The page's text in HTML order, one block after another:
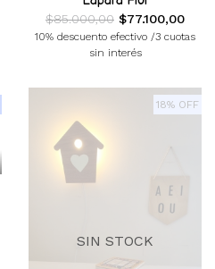
$85.000,00 $77.100,00
10% descuento efectivo /3 cuotas
sin interés
18% OFF
SIN STOCK